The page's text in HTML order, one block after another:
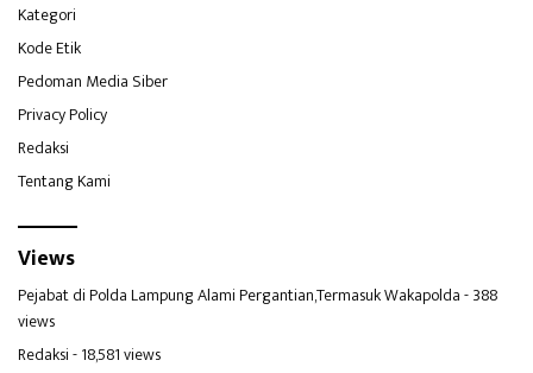
Kategori
Kode Etik
Pedoman Media Siber
Privacy Policy
Redaksi
Tentang Kami
Views
Pejabat di Polda Lampung Alami Pergantian,Termasuk Wakapolda- 388
views
Redaksi- 18,581 views